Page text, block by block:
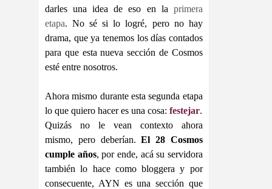
darles una idea de eso en la primera
etapa. No sé si lo logré, pero no hay
drama, que ya tenemos los días contados
para que esta nueva sección de Cosmos
esté entre nosotros.
Ahora mismo durante esta segunda etapa
lo que quiero hacer es una cosa: festejar.
Quizás no le vean contexto ahora
mismo, pero deberían.El 28 Cosmos
cumple años, por ende, acá su servidora
también lo hace como bloggera y por
consecuente, AYN es una sección que